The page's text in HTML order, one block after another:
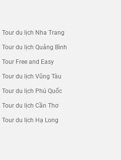
Tour du lịch Nha Trang
Tour du lịch Quảng Bình
Tour Free and Easy
Tour du lịch Vũng Tàu
Tour du lịch Phú Quốc
Tour du lịch Cần Thơ
Tour du lịch Hạ Long